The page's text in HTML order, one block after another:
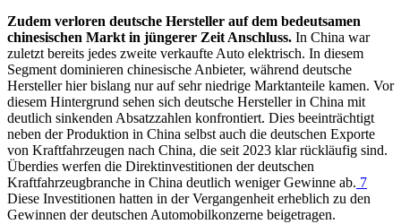
Zudem verloren deutsche Hersteller auf dem bedeutsamen
chinesischen Markt in jüngerer Zeit Anschluss. In China war
zuletzt bereits jedes zweite verkaufte Auto elektrisch. In diesem
Segment dominieren chinesische Anbieter, während deutsche
Hersteller hier bislang nur auf sehr niedrige Marktanteile kamen. Vor
diesem Hintergrund sehen sich deutsche Hersteller in China mit
deutlich sinkenden Absatzzahlen konfrontiert. Dies beeinträchtigt
neben der Produktion in China selbst auch die deutschen Exporte
von Kraftfahrzeugen nach China, die seit 2023 klar rückläufig sind.
Überdies werfen die Direktinvestitionen der deutschen
Kraftfahrzeugbranche in China deutlich weniger Gewinne ab. 7
Diese Investitionen hatten in der Vergangenheit erheblich zu den
Gewinnen der deutschen Automobilkonzerne beigetragen.